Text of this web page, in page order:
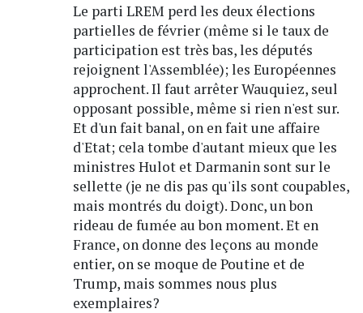
Le parti LREM perd les deux élections
partielles de février (même si le taux de
participation est très bas, les députés
rejoignent l'Assemblée); les Européennes
approchent. Il faut arrêter Wauquiez, seul
opposant possible, même si rien n'est sur.
Et d'un fait banal, on en fait une affaire
d'Etat; cela tombe d'autant mieux que les
ministres Hulot et Darmanin sont sur le
sellette (je ne dis pas qu'ils sont coupables,
mais montrés du doigt). Donc, un bon
rideau de fumée au bon moment. Et en
France, on donne des leçons au monde
entier, on se moque de Poutine et de
Trump, mais sommes nous plus
exemplaires?